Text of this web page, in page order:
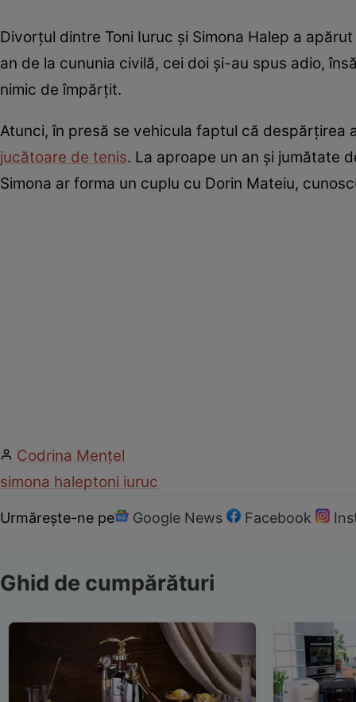
Divorțul dintre Toni Iuruc și Simona Halep a
an de la cununia civilă, cei doi și-au spus adio,
nimic de împărțit.
Atunci, în presă se vehicula faptul că
jucătoare de tenis. La aproape un an și jumătate
Simona ar forma un cuplu cu Dorin Mateiu,
Codrina Mențel
simona haleptoni iuruc
Urmărește-ne pe Google News Facebook
Ghid de cumpărături